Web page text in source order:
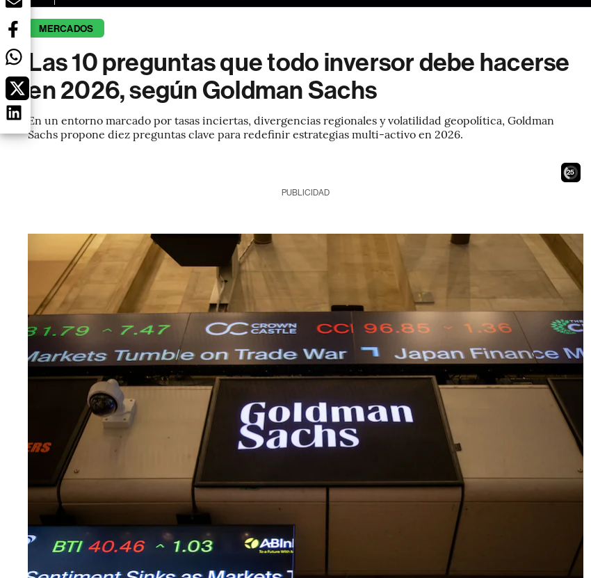
MERCADOS
Las 10 preguntas que todo inversor debe hacerse
en 2026, según Goldman Sachs
En un entorno marcado por tasas inciertas, divergencias regionales y volatilidad geopolítica, Goldman
Sachs propone diez preguntas clave para redefinir estrategias multi-activo en 2026.
24
PUBLICIDAD